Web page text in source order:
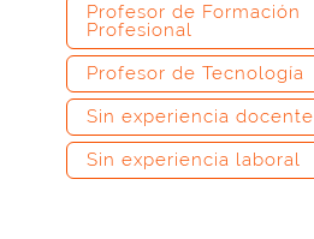
Profesor de Formación
Profesional
Profesor de Tecnología
Sin experiencia docente
Sin experiencia laboral